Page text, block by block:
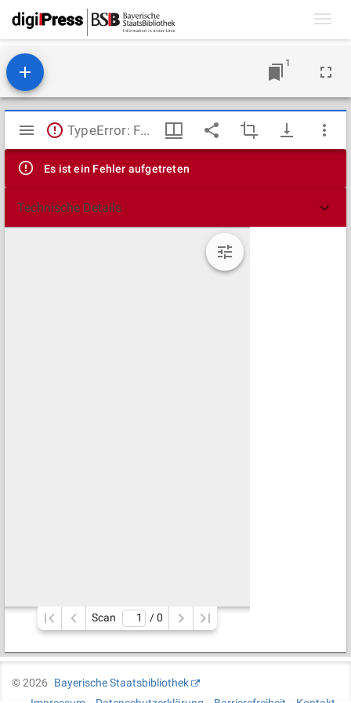
1
Mirador
Viewer
TypeError: Failed to fetch
Es ist ein Fehler aufgetreten
Technische Details
Scan / 0
©2026
Bayerische Staatsbibliothek